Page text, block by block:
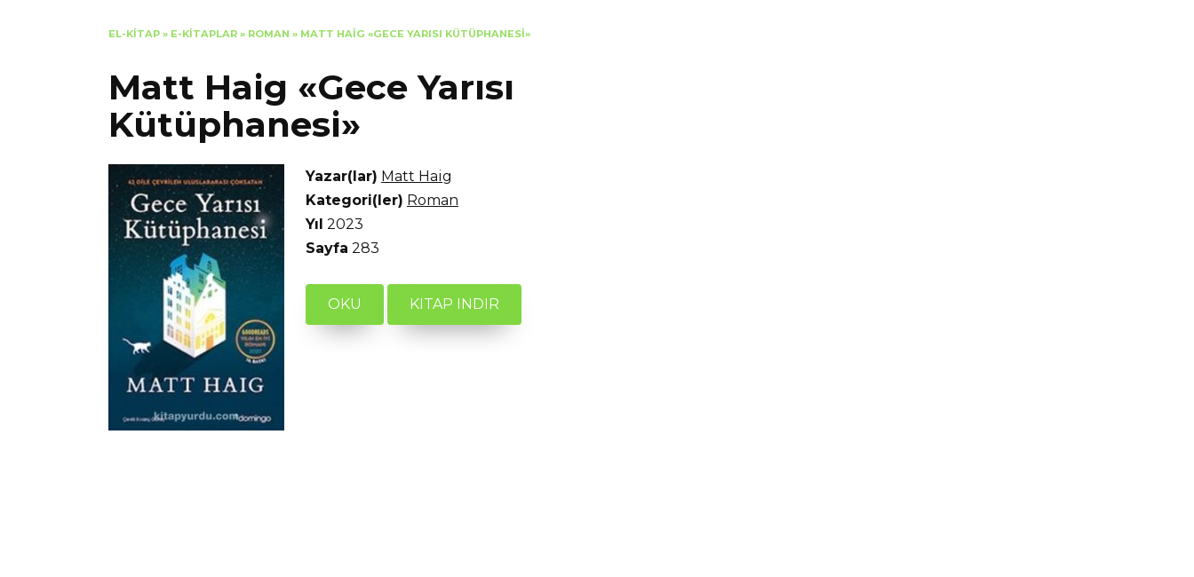
EL-KITAP » E-KITAPLAR » ROMAN » MATT HAIG «GECE YARISI KÜTÜPHANESI»
Matt Haig «Gece Yarısı
Kütüphanesi»
Yazar(lar) Matt Haig
Kategori(ler) Roman
Yıl 2023
Sayfa 283
OKU KITAP INDIR